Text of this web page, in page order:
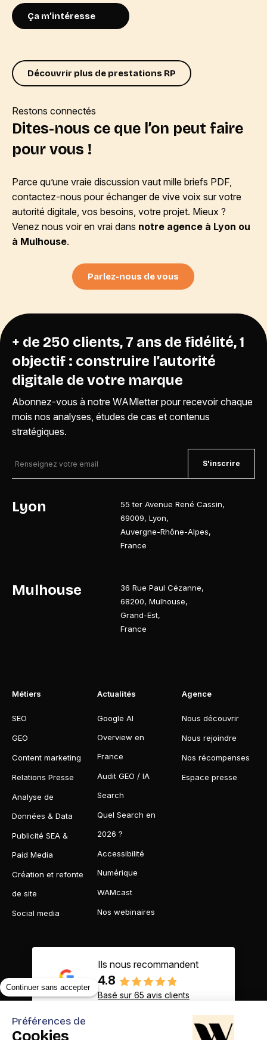
Ça m’intéresse
Découvrir plus de prestations RP
Restons connectés
Dites-nous ce que l’on peut faire
pour vous !
Parce qu’une vraie discussion vaut mille briefs PDF,
contactez-nous pour échanger de vive voix sur votre
autorité digitale, vos besoins, votre projet. Mieux ?
Venez nous voir en vrai dans notre agence à Lyon ou
à Mulhouse.
Parlez-nous de vous
+ de 250 clients, 7 ans de fidélité, 1
objectif : construire l’autorité
digitale de votre marque
Abonnez-vous à notre WAMletter pour recevoir chaque
mois nos analyses, études de cas et contenus
stratégiques.
S'inscrire
Lyon 55 ter Avenue René Cassin,
69009,Lyon,
Auvergne-Rhône-Alpes,
France
Mulhouse 36 Rue Paul Cézanne,
68200,Mulhouse,
Grand-Est,
France
Métiers
SEO
GEO
Content marketing
Relations Presse
Analyse de
Données & Data
Publicité SEA &
Paid Media
Création et refonte
de site
Social media
Actualités
Google AI
Overview en
France
Audit GEO / IA
Search
Quel Search en
2026 ?
Accessibilité
Numérique
WAMcast
Nos webinaires
Agence
Nous découvrir
Nous rejoindre
Nos récompenses
Espace presse
Ils nous recommandent
4.8
Basé sur 65 avis clients
Continuer sans accepter
Préférences de
Cookies